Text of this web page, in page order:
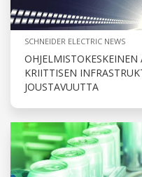
SCHNEIDER ELECTRIC NEWS
KRIITTISEN
JOUSTAVUUTTA